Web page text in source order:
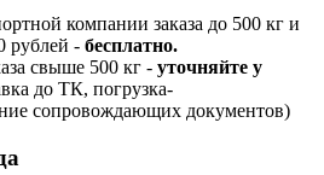
компании заказа до 500 кг и
рублей - бесплатно.
свыше 500 кг - уточняйте у
до ТК, погрузка-
сопровождающих документов)